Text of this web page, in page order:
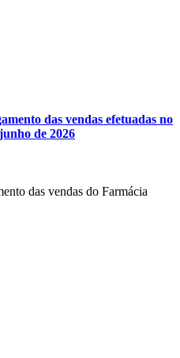
das vendas efetuadas no
de 2026
das vendas do Farmácia